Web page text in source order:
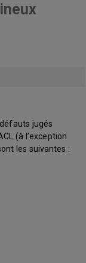
jugés
(à l’exception
les suivantes :